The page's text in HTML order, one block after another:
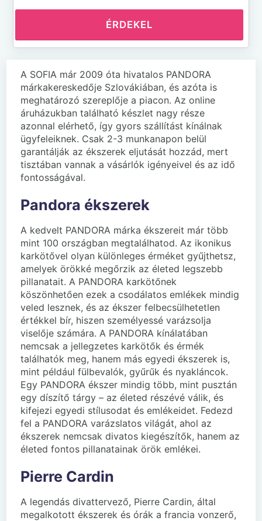
ÉRDEKEL
A SOFIA már 2009 óta hivatalos PANDORA
márkakereskedője Szlovákiában, és azóta is
meghatározó szereplője a piacon. Az online
áruházukban található készlet nagy része
azonnal elérhető, így gyors szállítást kínálnak
ügyfeleiknek. Csak 2-3 munkanapon belül
garantálják az ékszerek eljutását hozzád, mert
tisztában vannak a vásárlók igényeivel és az idő
fontosságával.
Pandora ékszerek
A kedvelt PANDORA márka ékszereit már több
mint 100 országban megtalálhatod. Az ikonikus
karkötővel olyan különleges érméket gyűjthetsz,
amelyek örökké megőrzik az életed legszebb
pillanatait. A PANDORA karkötőnek
köszönhetően ezek a csodálatos emlékek mindig
veled lesznek, és az ékszer felbecsülhetetlen
értékkel bír, hiszen személyessé varázsolja
viselője számára. A PANDORA kínálatában
nemcsak a jellegzetes karkötők és érmék
találhatók meg, hanem más egyedi ékszerek is,
mint például fülbevalók, gyűrűk és nyakláncok.
Egy PANDORA ékszer mindig több, mint pusztán
egy díszítő tárgy – az életed részévé válik, és
kifejezi egyedi stílusodat és emlékeidet. Fedezd
fel a PANDORA varázslatos világát, ahol az
ékszerek nemcsak divatos kiegészítők, hanem az
életed fontos pillanatainak örök emlékei.
Pierre Cardin
A legendás divattervező, Pierre Cardin, által
megalkotott ékszerek és órák a francia vonzerő,